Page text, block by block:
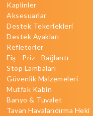
Kaplinler
Aksesuarlar
Destek Tekerlekleri
Destek Ayakları
Refletörler
Fiş - Priz - Bağlantı
Stop Lambaları
Güvenlik Malzemeleri
Mutfak Kabin
Banyo & Tuvalet
Tavan Havalandırma Heki